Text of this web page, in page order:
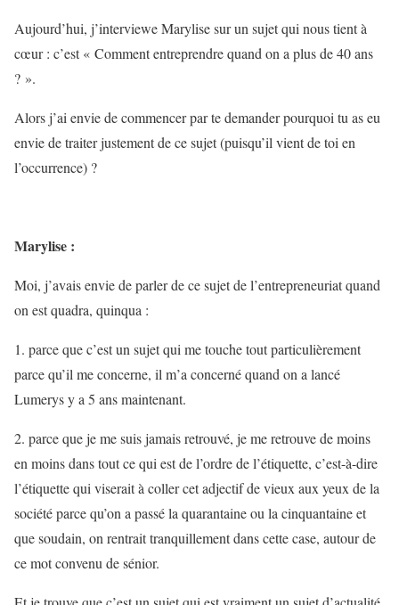
Aujourd’hui, j’interviewe Marylise sur un sujet qui nous tient à
cœur : c’est « Comment entreprendre quand on a plus de 40 ans
? ».
Alors j’ai envie de commencer par te demander pourquoi tu as eu
envie de traiter justement de ce sujet (puisqu’il vient de toi en
l’occurrence) ?
Marylise :
Moi, j’avais envie de parler de ce sujet de l’entrepreneuriat quand
on est quadra, quinqua :
1. parce que c’est un sujet qui me touche tout particulièrement
parce qu’il me concerne, il m’a concerné quand on a lancé
Lumerys y a 5 ans maintenant.
2. parce que je me suis jamais retrouvé, je me retrouve de moins
en moins dans tout ce qui est de l’ordre de l’étiquette, c’est-à-dire
l’étiquette qui viserait à coller cet adjectif de vieux aux yeux de la
société parce qu’on a passé la quarantaine ou la cinquantaine et
que soudain, on rentrait tranquillement dans cette case, autour de
ce mot convenu de sénior.